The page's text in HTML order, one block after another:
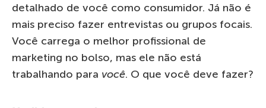
detalhado de você como consumidor. Já não é
mais preciso fazer entrevistas ou grupos focais.
Você carrega o melhor profissional de
marketing no bolso, mas ele não está
trabalhando para você. O que você deve fazer?